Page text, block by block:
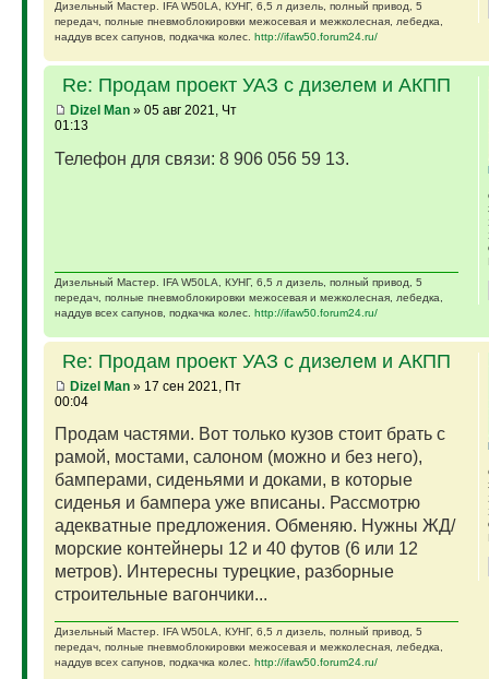
Дизельный Мастер. IFA W50LA, КУНГ, 6,5 л дизель, полный привод, 5
передач, полные пневмоблокировки межосевая и межколесная, лебедка,
наддув всех сапунов, подкачка колес. http://ifaw50.forum24.ru/
Re: Продам проект УАЗ с дизелем и АКПП
Dizel Man» 05 авг 2021, Чт
01:13
Телефон для связи: 8 906 056 59 13.
Дизельный Мастер. IFA W50LA, КУНГ, 6,5 л дизель, полный привод, 5
передач, полные пневмоблокировки межосевая и межколесная, лебедка,
наддув всех сапунов, подкачка колес. http://ifaw50.forum24.ru/
Re: Продам проект УАЗ с дизелем и АКПП
Dizel Man» 17 сен 2021, Пт
00:04
Продам частями. Вот только кузов стоит брать с
рамой, мостами, салоном (можно и без него),
бамперами, сиденьями и доками, в которые
сиденья и бампера уже вписаны. Рассмотрю
адекватные предложения. Обменяю. Нужны ЖД/
морские контейнеры 12 и 40 футов (6 или 12
метров). Интересны турецкие, разборные
строительные вагончики...
Дизельный Мастер. IFA W50LA, КУНГ, 6,5 л дизель, полный привод, 5
передач, полные пневмоблокировки межосевая и межколесная, лебедка,
наддув всех сапунов, подкачка колес. http://ifaw50.forum24.ru/